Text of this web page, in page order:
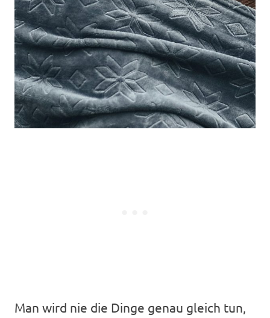
Man wird nie die Dinge genau gleich tun,